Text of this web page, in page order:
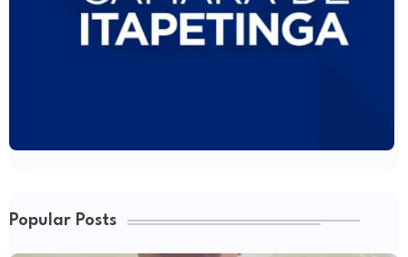
Popular Posts